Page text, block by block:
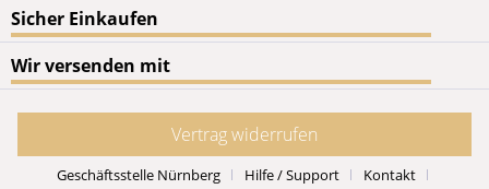
Sicher Einkaufen
Wir versenden mit
Vertrag widerrufen
Geschäftsstelle Nürnberg Hilfe / Support Kontakt